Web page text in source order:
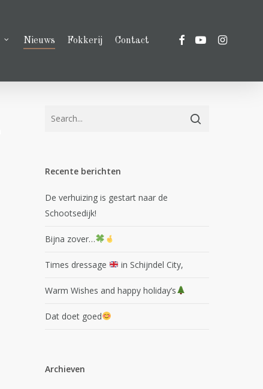
Nieuws Fokkerij Contact facebookyoutubeinstagram
Recente berichten
De verhuizing is gestart naar de
Schootsedijk!
Bijna zover…
Times dressage in Schijndel City,
Warm Wishes and happy holiday’s
Dat doet goed
Archieven